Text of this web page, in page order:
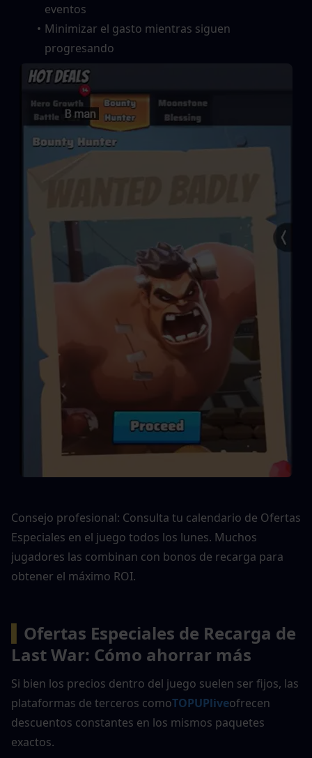
eventos
Minimizar el gasto mientras siguen
progresando
Consejo profesional: Consulta tu calendario de Ofertas
Especiales en el juego todos los lunes. Muchos
jugadores las combinan con bonos de recarga para
obtener el máximo ROI.
Ofertas Especiales de Recarga de
Last War: Cómo ahorrar más
Si bien los precios dentro del juego suelen ser fijos, las
plataformas de terceros comoTOPUPliveofrecen
descuentos constantes en los mismos paquetes
exactos.